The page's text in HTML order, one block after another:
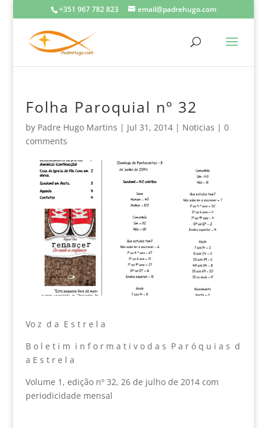
+351 967 782 823 email@padrehugo.com
Folha Paroquial nº 32
by Padre Hugo Martins | Jul 31, 2014| Noticias | 0
comments
Vo z d a E s t r e l a
B o l e t i m i n f o r m a t i v o d a s P a r ó q u i a s d
a E s t r e l a
Volume 1, edição nº 32, 26 de julho de 2014 com
periodicidade mensal